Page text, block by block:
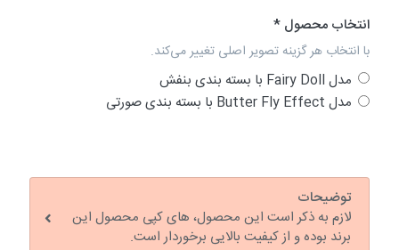
انتخاب محصول
با انتخاب هر گزینه تصویر اصلی تغییر می‌کند.
مدل Fairy Doll با بسته بندی بنفش
مدل Butter Fly Effect با بسته بندی صورتی
توضیحات
لازم به ذکر است این محصول، های کپی محصول این
برند بوده و از کیفیت بالایی برخوردار است.